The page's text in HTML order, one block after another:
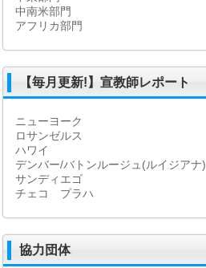
中南米部門
アフリカ部門
【毎月更新!】宣教師レポート
ニューヨーク
ロサンゼルス
ハワイ
デンバー/バトンルージュ(ルイジアナ)
サンディエゴ
チェコ プラハ
協力団体